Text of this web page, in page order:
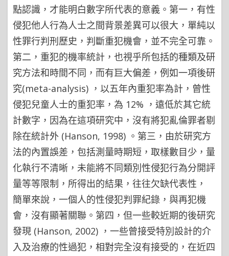
點認識，才能明白數字所代表的意義。第一，有性
侵犯他人行為人士之間背景差異可以很大，單純以
性罪行判刑歷史，判斷重犯機會，並不完全可靠。
第二，重犯的機率統計，也視乎所包括的種類及研
究方法和時間不同，而有巨大偏差，例如一項後研
究(meta-analysis) ，以五年內重犯率為計，曾性
侵犯兒童人士的重犯率，為 12% ，遠低於其它統
計數字，因為在這項研究中，沒有將犯亂倫罪者剔
除在統計外 (Hanson, 1998) 。第三，由於研究方
法的內置誤差，包括測量時期短，取樣數目少，量
化執行不清晰，未能將不同類別性侵犯行為分開評
量等等限制，所得出的結果，往往欠缺代表性，
簡單來說，一個人的性侵犯判罪紀錄，與再犯機
會，沒有顯著關聯。第四，但一些較近期的後研究
發現 (Hanson, 2002) ，一些曾接受特別設計的介
入及治療的性過犯，相對完全沒有接受的，在近四